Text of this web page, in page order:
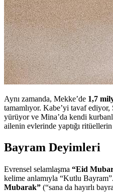
Aynı zamanda, Mekke’de 1,7
tamamlıyor. Kabe’yi tavaf ediyor,
yürüyor ve Mina’da kendi
ailenin evlerinde yaptığı ritüellerin
Bayram Deyimleri
Evrensel selamlaşma “Eid
kelime anlamıyla “Kutlu
Mubarak” (“sana da hayırlı